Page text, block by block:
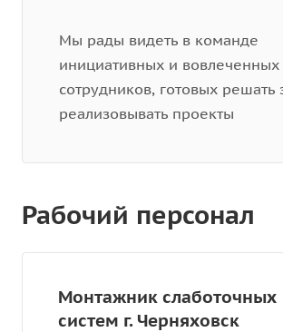
Мы рады видеть в команде
инициативных и вовлеченных
сотрудников, готовых решать
реализовывать проекты
Рабочий персонал
Монтажник слаботочных
систем г. Черняховск